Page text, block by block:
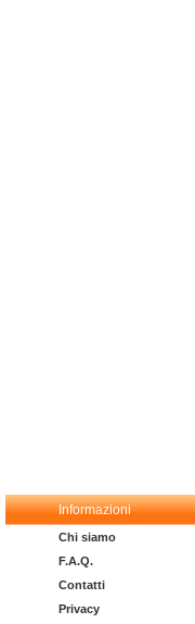
Informazioni
Chi siamo
F.A.Q.
Contatti
Privacy